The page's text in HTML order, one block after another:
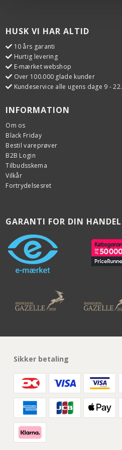
HUSK VI HAR ALTID
10 års garanti
Hurtig levering
E-mærket webshop
Over 100.000 glade kunder
Kundeservice alle ugens dage 9 - 22.
INFORMATION
Om os
Black Friday
Bestil vareprøver
B2B Login
Tilbudsskema
Vilkår
Fortrydelsesret
GARANTI FOR DIN HANDEL
Sikker betaling